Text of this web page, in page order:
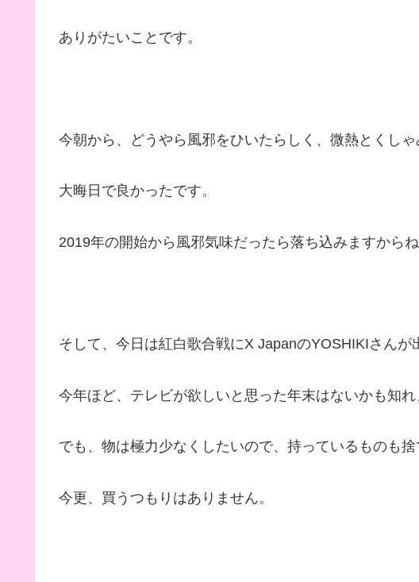
ありがたいことです。
今朝から、どうやら風邪をひいたらしく、微熱とくしゃ
大晦日で良かったです。
2019年の開始から風邪気味だったら落ち込みますからね
そして、今日は紅白歌合戦にX JapanのYOSHIKIさんが
今年ほど、テレビが欲しいと思った年末はないかも知れ
でも、物は極力少なくしたいので、持っているものも捨
今更、買うつもりはありません。